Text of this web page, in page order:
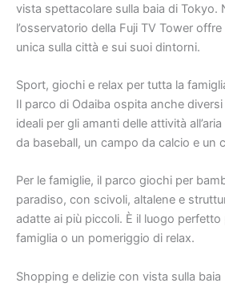
vista spettacolare sulla baia di Tokyo.
l’osservatorio della Fuji TV Tower
unica sulla città e sui suoi dintorni.
Sport, giochi e relax per tutta la
Il parco di Odaiba ospita anche
ideali per gli amanti delle attività
da baseball, un campo da calcio e un
Per le famiglie, il parco giochi per
paradiso, con scivoli, altalene e
adatte ai più piccoli. È il luogo perfetto
famiglia o un pomeriggio di relax.
Shopping e delizie con vista sulla baia